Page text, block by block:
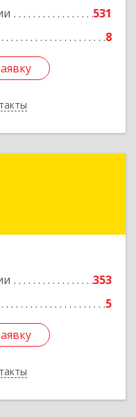
531
8
Подробнее
353
5
Елизовский р-н,